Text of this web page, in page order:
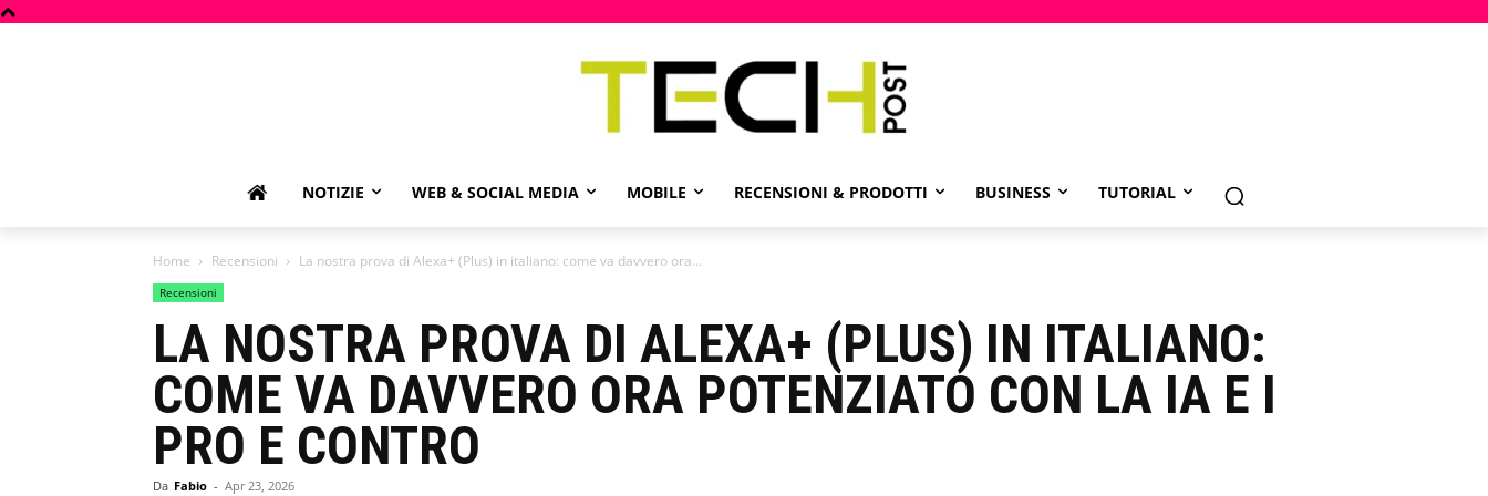
NOTIZIE WEB & SOCIAL MEDIA MOBILE RECENSIONI & PRODOTTI BUSINESS TUTORIAL
Home Recensioni La nostra prova di Alexa+ (Plus) in italiano: come va davvero ora...
Recensioni
LA NOSTRA PROVA DI ALEXA+ (PLUS) IN ITALIANO:
COME VA DAVVERO ORA POTENZIATO CON LA IA E I
PRO E CONTRO
Da Fabio - Apr 23, 2026